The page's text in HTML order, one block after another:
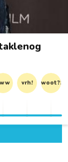
vrh! woot?!